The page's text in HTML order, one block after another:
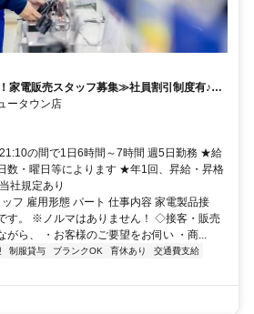
家電販売スタッフ募集≫社員割引制度有♪充
◎
ータウン店
の間で1日6時間～7時間 週5日勤務 ★給
数・曜日等によります ★年1回、昇給・昇格
社規定あり
フ 雇用形態 パート 仕事内容 家電製品接
す。 ※ノルマはありません！ ◇接客・販売
がら、 ・お客様のご要望をお伺い ・商...
制服貸与 ブランクOK 育休あり
交通費支給